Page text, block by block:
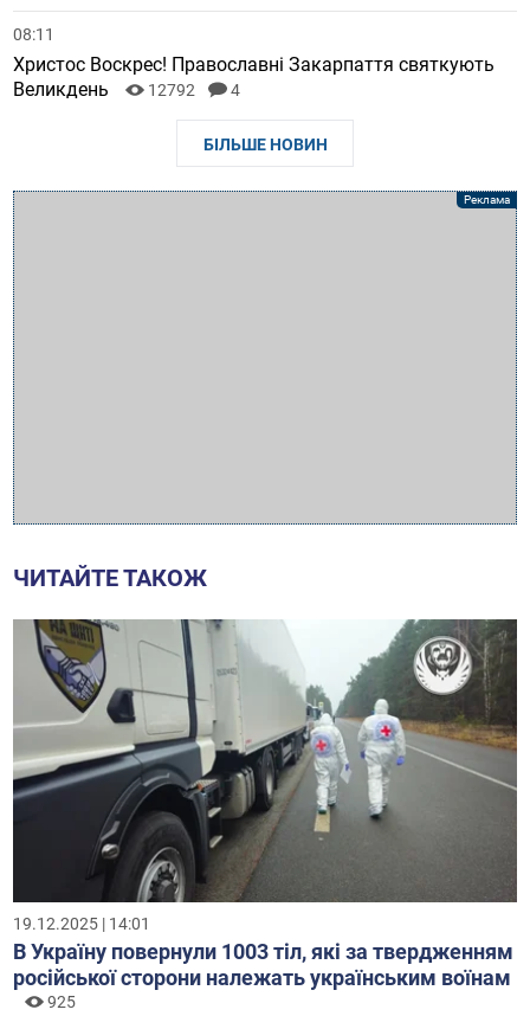
08:11
Христос Воскрес! Православні Закарпаття святкують
Великдень
12792 4
БІЛЬШЕ НОВИН
ЧИТАЙТЕ ТАКОЖ
19.12.2025 | 14:01
В Україну повернули 1003 тіл, які за твердженням
російської сторони належать українським воїнам
925